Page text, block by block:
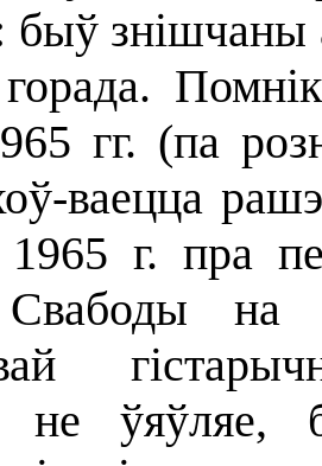
быў знішчаны
гг. (па
ваецца
1965 г. пра
на
не ўяўляе,